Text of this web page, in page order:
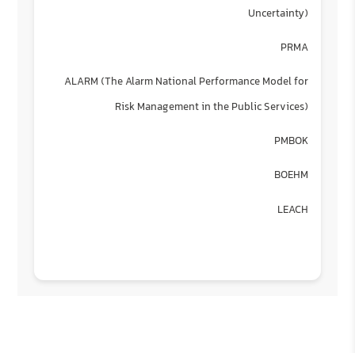
Uncertainty)
PRMA
ALARM (The Alarm National Performance Model for
Risk Management in the Public Services)
PMBOK
BOEHM
LEACH